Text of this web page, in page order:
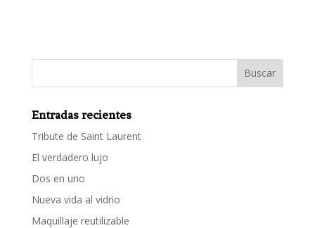
Entradas recientes
Tribute de Saint Laurent
El verdadero lujo
Dos en uno
Nueva vida al vidrio
Maquillaje reutilizable